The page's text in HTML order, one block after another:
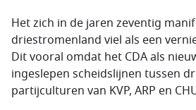
Het zich in de jaren zeventig
driestromenland viel als een
Dit vooral omdat het CDA als
ingeslepen scheidslijnen tussen
partijculturen van KVP, ARP en